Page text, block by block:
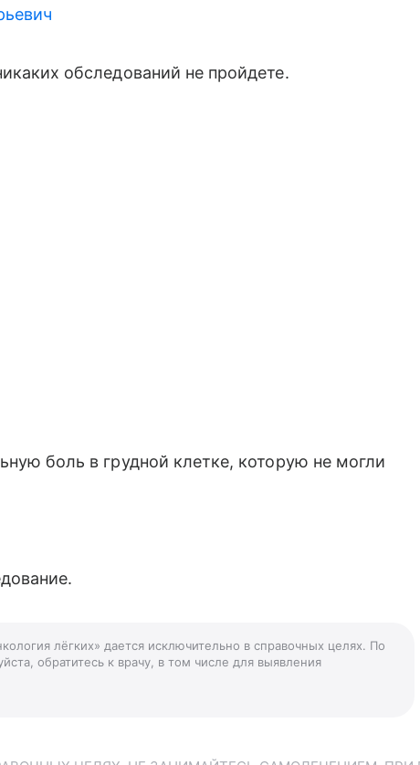
обследований не пройдете.
боль в грудной клетке, которую не могли
лёгких» дается исключительно в справочных целях. По
обратитесь к врачу, в том числе для выявления